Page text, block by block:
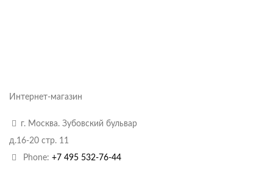
Интернет-магазин
г. Москва. Зубовский бульвар
д.16-20 стр. 11
Phone: +7 495 532-76-44